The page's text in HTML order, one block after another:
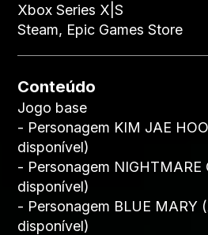
Xbox Series X|S
Steam, Epic Games Store
Conteúdo
Jogo base
- Personagem KIM JAE
disponível)
- Personagem NIGHTMARE
disponível)
- Personagem BLUE MARY
disponível)